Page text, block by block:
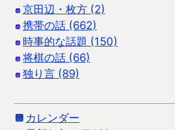
京田辺・枚方 (2)
携帯の話 (662)
時事的な話題 (150)
将棋の話 (66)
独り言 (89)
カレンダー